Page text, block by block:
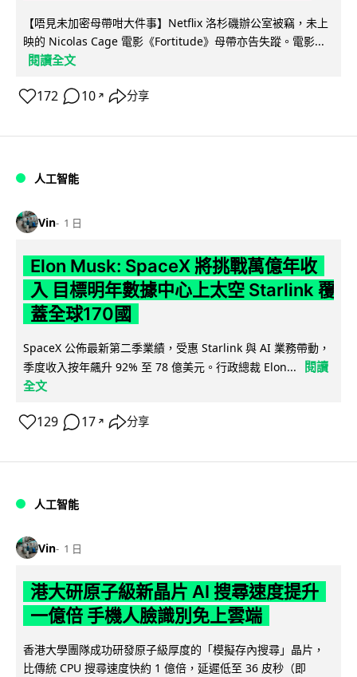
【唔見未加密母帶咁大件事】Netflix 洛杉磯辦公室被竊，未上
映的 Nicolas Cage 電影《Fortitude》母帶亦告失蹤。電影...
閱讀全文
172 10 ↗ 分享
人工智能
Vin 1 日
Elon Musk: SpaceX 將挑戰萬億年收
入 目標明年數據中心上太空 Starlink 覆
蓋全球170國
SpaceX 公佈最新第二季業績，受惠 Starlink 與 AI 業務帶動，
季度收入按年飆升 92% 至 78 億美元。行政總裁 Elon...
閱讀
全文
129 17 ↗ 分享
人工智能
Vin 1 日
港大研原子級新晶片 AI 搜尋速度提升
一億倍 手機人臉識別免上雲端
香港大學團隊成功研發原子級厚度的「模擬存內搜尋」晶片，
比傳統 CPU 搜尋速度快約 1 億倍，延遲低至 36 皮秒（即